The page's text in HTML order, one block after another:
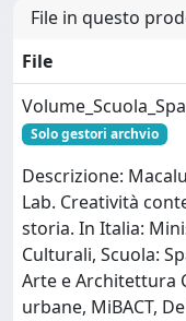
File in questo
File
Solo gestori archvio
Descrizione:
Lab. Creatività
storia. In Italia:
Culturali, Scuola:
Arte e Architettura
urbane, MiBACT,